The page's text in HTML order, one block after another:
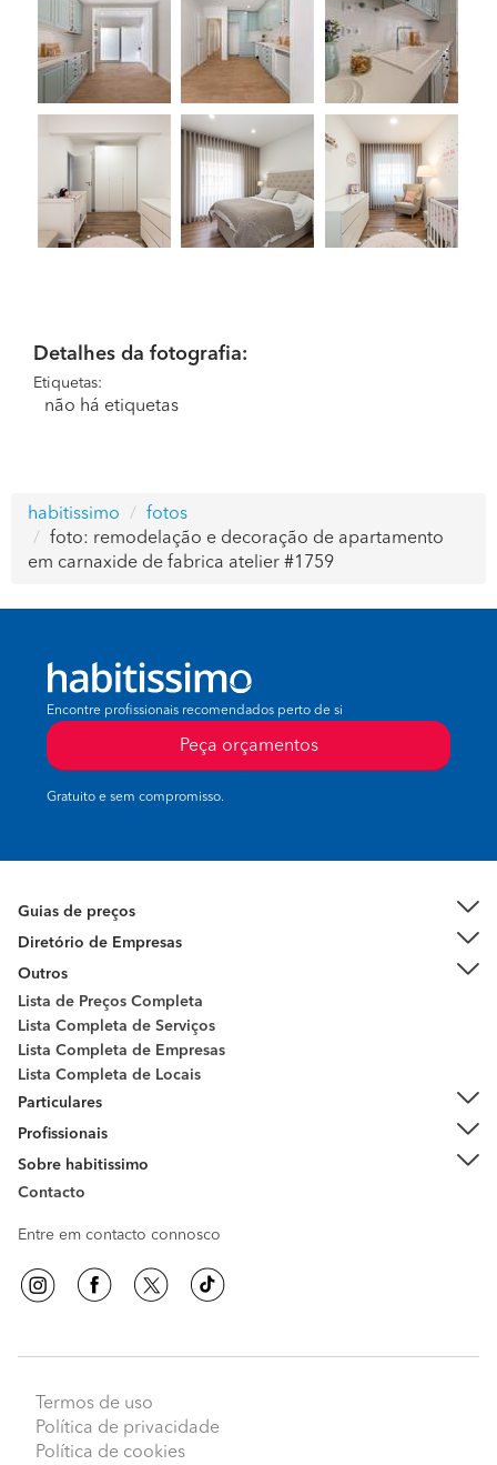
Detalhes da fotografia:
Etiquetas:
não há etiquetas
habitissimo
fotos
foto: remodelação e decoração de apartamento
em carnaxide de fabrica atelier #1759
Encontre profissionais recomendados perto de si
Peça orçamentos
Gratuito e sem compromisso.
Guias de preços
Diretório de Empresas
Outros
Lista de Preços Completa
Lista Completa de Serviços
Lista Completa de Empresas
Lista Completa de Locais
Particulares
Profissionais
Sobre habitissimo
Contacto
Entre em contacto connosco
Termos de uso
Política de privacidade
Política de cookies